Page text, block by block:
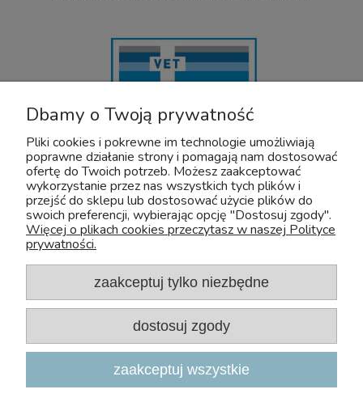
U nas bezpiecznie kupisz leki OTC dla zwierząt. Nadzór sprawuje :
Wojewódzki Inspektorat Weterynarii z/s w Siedlcach
Adres: Kazimierzowska 29 08-110 Siedlce
Tel:+48 25 632 64 59
Fax:+48 25 632 55 84
E-mail:wiw@mazowsze.wiw.gov.pl
www:http://www.wiw.mazowsze.pl/
NIP: 5241075829
sklep@zoo-aquos.pl
tel.+48 607 325 525
ul. Nieszawska 4A, 03-382 Warszawa
Dbamy o Twoją prywatność
Pliki cookies i pokrewne im technologie umożliwiają
poprawne działanie strony i pomagają nam dostosować
ofertę do Twoich potrzeb. Możesz zaakceptować
wykorzystanie przez nas wszystkich tych plików i
przejść do sklepu lub dostosować użycie plików do
swoich preferencji, wybierając opcję "Dostosuj zgody".
Więcej o plikach cookies przeczytasz w naszej Polityce
prywatności.
zaakceptuj tylko niezbędne
dostosuj zgody
zaakceptuj wszystkie